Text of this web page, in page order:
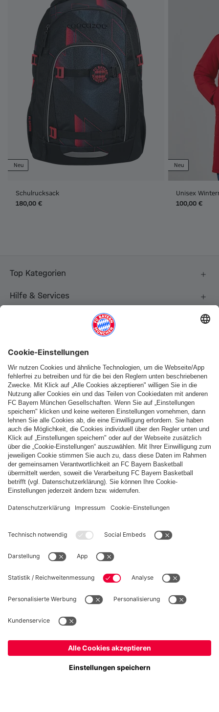
Neu
Schulrucksack
180,00 €
Neu
Unisex
100,00 €
Top Kategorien
Hilfe & Services
Folge uns
Zahlung & Lieferung
FC Bayern Store App
WIDERRUF
Datenschutz
Cookie Details
Preise inklusive MwSt. und zzgl. Versandkosten
© FC Bayern München AG
FC Bayern München AG, Säbener Str. 51-57, 81547 München
Ja,Deutschland, um dorthin zu liefern!
Nein,Global, um dorthin zu liefern!